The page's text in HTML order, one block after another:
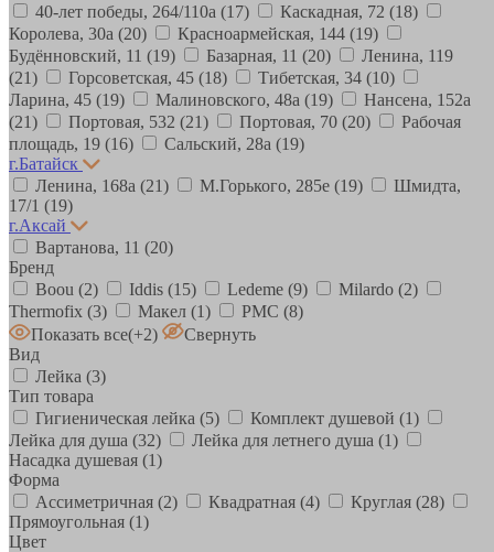
40-лет победы, 264/110а (17) Каскадная, 72 (18)
Королева, 30а (20) Красноармейская, 144 (19)
Будённовский, 11 (19) Базарная, 11 (20)
Ленина, 119
(21)
Горсоветская, 45 (18) Тибетская, 34 (10)
Ларина, 45 (19) Малиновского, 48а (19)
Нансена, 152а
(21)
Портовая, 532 (21) Портовая, 70 (20)
Рабочая
площадь, 19 (16) Сальский, 28a (19)
г.Батайск
Ленина, 168а (21) М.Горького, 285е (19)
Шмидта,
17/1 (19)
г.Аксай
Вартанова, 11 (20)
Бренд
Boou (2) Iddis (15) Ledeme (9) Milardo (2)
Thermofix (3) Макел (1) РМС (8)
Показать все(+2)
Свернуть
Вид
Лейка (3)
Тип товара
Гигиеническая лейка (5) Комплект душевой (1)
Лейка для душа (32) Лейка для летнего душа (1)
Насадка душевая (1)
Форма
Ассиметричная (2) Квадратная (4) Круглая (28)
Прямоугольная (1)
Цвет